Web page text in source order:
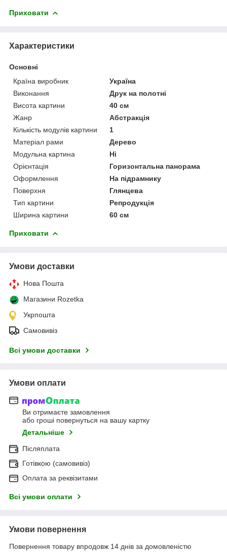
Приховати
Характеристики
Основні
Країна виробник
Україна
Виконання
Друк на полотні
Висота картини
40 см
Жанр
Абстракція
Кількість модулів картини
1
Матеріал рами
Дерево
Модульна картина
Ні
Орієнтація
Горизонтальна панорама
Оформлення
На підрамнику
Поверхня
Глянцева
Тип картини
Репродукція
Ширина картини
60 см
Приховати
Умови доставки
Нова Пошта
Магазини Rozetka
Укрпошта
Самовивіз
Всі умови доставки
Умови оплати
Ви отримаєте замовлення
або гроші повернуться на вашу картку
Детальніше
Післяплата
Готівкою (самовивіз)
Оплата за реквізитами
Всі умови оплати
Умови повернення
Повернення товару впродовж 14 днів за домовленістю